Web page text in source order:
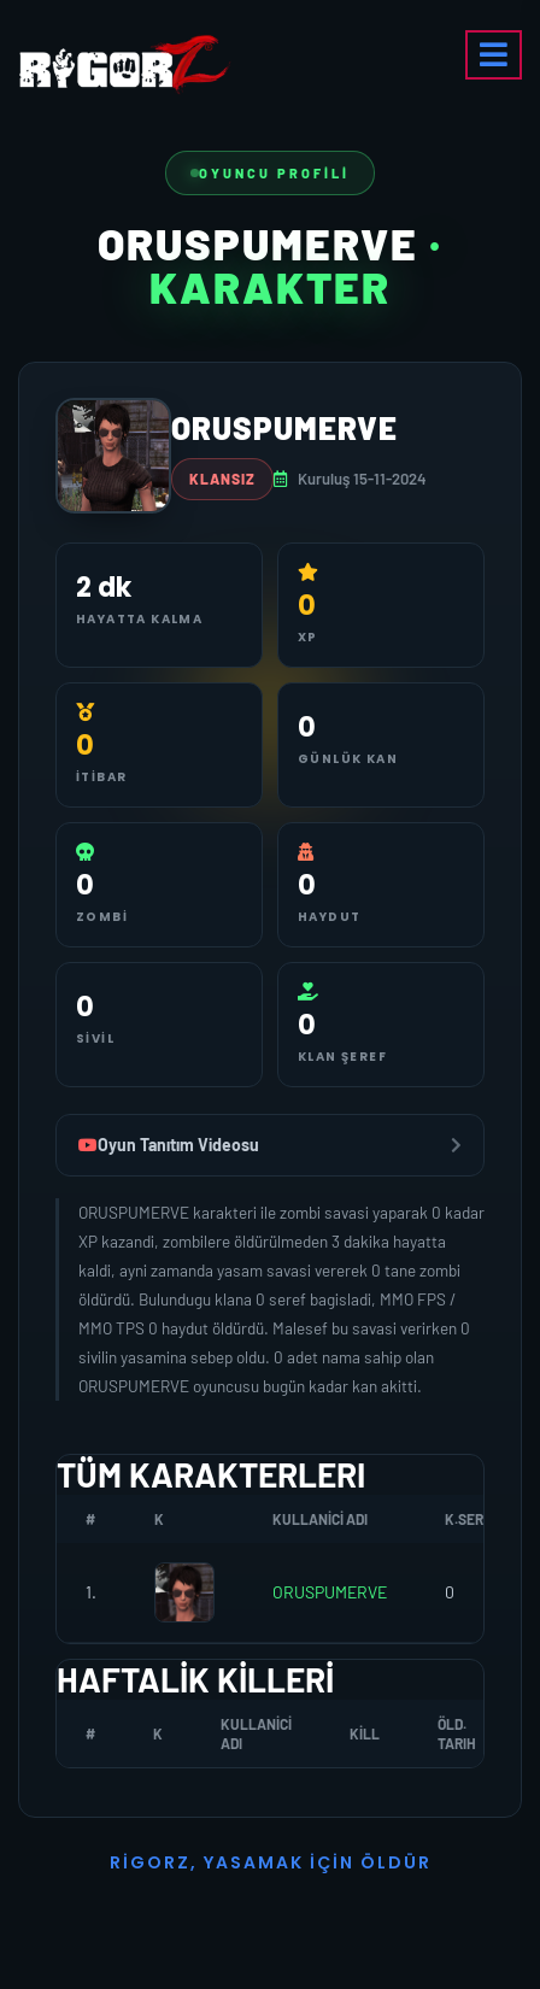
OYUNCU PROFILI
ORUSPUMERVE ·
KARAKTER
ORUSPUMERVE
KLANSIZ Kuruluş 15-11-2024
2 dk
HAYATTA KALMA 0
XP
0
İTIBAR
0
GÜNLÜK KAN
0
ZOMBI
0
HAYDUT
0
SIVIL 0
KLAN ŞEREF
Oyun Tanıtım Videosu
ORUSPUMERVE karakteri ile zombi savasi yaparak 0 kadar
XP kazandi, zombilere öldürülmeden 3 dakika hayatta
kaldi, ayni zamanda yasam savasi vererek 0 tane zombi
öldürdü. Bulundugu klana 0 seref bagisladi, MMO FPS /
MMO TPS 0 haydut öldürdü. Malesef bu savasi verirken 0
sivilin yasamina sebep oldu. 0 adet nama sahip olan
ORUSPUMERVE oyuncusu bugün kadar kan akitti.
TÜM KARAKTERLERI
# K KULLANICI ADI K.SEREFI
1. ORUSPUMERVE 0
HAFTALIK KILLERI
# K
KULLANICI
ADI
KILL
ÖLD.
TARIH
R I G O R Z, YASAMAK İ ÇI N Ö L D Ü R